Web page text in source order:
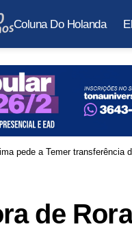
Coluna Do Holanda
pede a Temer transferência
de